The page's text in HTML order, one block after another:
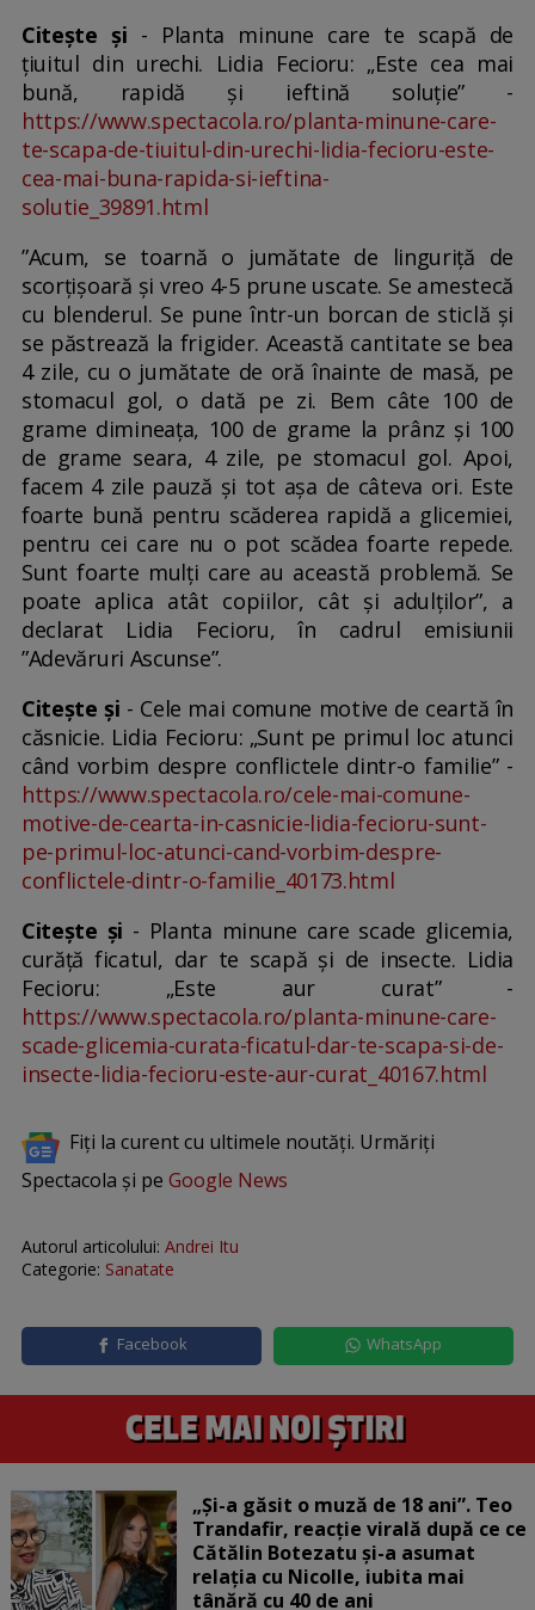
Citește și - Planta minune care te scapă de
ţiuitul din urechi. Lidia Fecioru: „Este cea mai
bună, rapidă şi ieftină soluție” -
https://www.spectacola.ro/planta-minune-care-
te-scapa-de-tiuitul-din-urechi-lidia-fecioru-este-
cea-mai-buna-rapida-si-ieftina-
solutie_39891.html
”Acum, se toarnă o jumătate de linguriță de
scorțișoară și vreo 4-5 prune uscate. Se amestecă
cu blenderul. Se pune într-un borcan de sticlă și
se păstrează la frigider. Această cantitate se bea
4 zile, cu o jumătate de oră înainte de masă, pe
stomacul gol, o dată pe zi. Bem câte 100 de
grame dimineața, 100 de grame la prânz și 100
de grame seara, 4 zile, pe stomacul gol. Apoi,
facem 4 zile pauză și tot așa de câteva ori. Este
foarte bună pentru scăderea rapidă a glicemiei,
pentru cei care nu o pot scădea foarte repede.
Sunt foarte mulți care au această problemă. Se
poate aplica atât copiilor, cât și adulților”, a
declarat Lidia Fecioru, în cadrul emisiunii
”Adevăruri Ascunse”.
Citește și - Cele mai comune motive de ceartă în
căsnicie. Lidia Fecioru: „Sunt pe primul loc atunci
când vorbim despre conflictele dintr-o familie” -
https://www.spectacola.ro/cele-mai-comune-
motive-de-cearta-in-casnicie-lidia-fecioru-sunt-
pe-primul-loc-atunci-cand-vorbim-despre-
conflictele-dintr-o-familie_40173.html
Citește și - Planta minune care scade glicemia,
curăţă ficatul, dar te scapă și de insecte. Lidia
Fecioru: „Este aur curat” -
https://www.spectacola.ro/planta-minune-care-
scade-glicemia-curata-ficatul-dar-te-scapa-si-de-
insecte-lidia-fecioru-este-aur-curat_40167.html
Fiți la curent cu ultimele noutăți. Urmăriți
Spectacola și pe Google News
Autorul articolului: Andrei Itu
Categorie: Sanatate
Facebook WhatsApp
„Și-a găsit o muză de 18 ani”. Teo
Trandafir, reacție virală după ce ce
Cătălin Botezatu și-a asumat
relația cu Nicolle, iubita mai
tânără cu 40 de ani